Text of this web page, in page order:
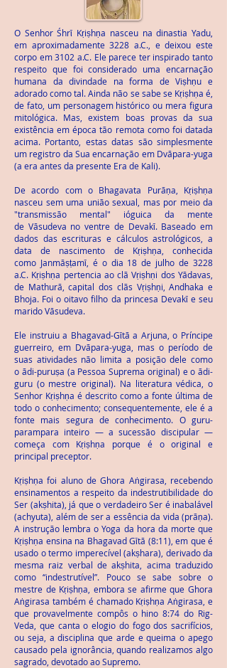
O Senhor Śhrῑ Kṛiṣhṇa nasceu na dinastia Yadu,
em aproximadamente 3228 a.C., e deixou este
corpo em 3102 a.C. Ele parece ter inspirado tanto
respeito que foi considerado uma encarnação
humana da divindade na forma de Viṣhṇu e
adorado como tal. Ainda não se sabe se Kṛiṣhṇa é,
de fato, um personagem histórico ou mera figura
mitológica. Mas, existem boas provas da sua
existência em época tão remota como foi datada
acima. Portanto, estas datas são simplesmente
um registro da Sua encarnação em Dvāpara-yuga
(a era antes da presente Era de Kali).
De acordo com o Bhagavata Purāṇa, Kṛiṣhṇa
nasceu sem uma união sexual, mas por meio da
"transmissão mental" ióguica da mente
de Vāsudeva no ventre de Devakῑ. Baseado em
dados das escrituras e cálculos astrológicos, a
data de nascimento de Kṛiṣhṇa, conhecida
como Janmāṣṭamῑ, é o dia 18 de julho de 3228
a.C. Kṛiṣhṇa pertencia ao clã Vṛiṣhṇi dos Yādavas,
de Mathurā, capital dos clãs Vṛiṣhṇi, Andhaka e
Bhoja. Foi o oitavo filho da princesa Devakῑ e seu
marido Vāsudeva.
Ele instruiu a Bhagavad-Gῑtā a Arjuna, o Príncipe
guerreiro, em Dvāpara-yuga, mas o período de
suas atividades não limita a posição dele como
o ādi-puruṣa (a Pessoa Suprema original) e o ādi-
guru (o mestre original). Na literatura védica, o
Senhor Kṛiṣhṇa é descrito como a fonte última de
todo o conhecimento; consequentemente, ele é a
fonte mais segura de conhecimento. O guru-
parampara inteiro — a sucessão discipular —
começa com Kṛiṣhṇa porque é o original e
principal preceptor.
Kṛiṣhṇa foi aluno de Ghora Aṅgirasa, recebendo
ensinamentos a respeito da indestrutibilidade do
Ser (akṣhita), já que o verdadeiro Ser é inabalável
(achyuta), além de ser a essência da vida (prāṇa).
A instrução lembra o Yoga da hora da morte que
Kṛiṣhṇa ensina na Bhagavad Gῑtā (8:11), em que é
usado o termo imperecível (akṣhara), derivado da
mesma raiz verbal de akṣhita, acima traduzido
como “indestrutível”. Pouco se sabe sobre o
mestre de Kṛiṣhṇa, embora se afirme que Ghora
Aṅgirasa também é chamado Kṛiṣhṇa Aṅgirasa, e
que provavelmente compôs o hino 8:74 do Rig-
Veda, que canta o elogio do fogo dos sacrifícios,
ou seja, a disciplina que arde e queima o apego
causado pela ignorância, quando realizamos algo
sagrado, devotado ao Supremo.